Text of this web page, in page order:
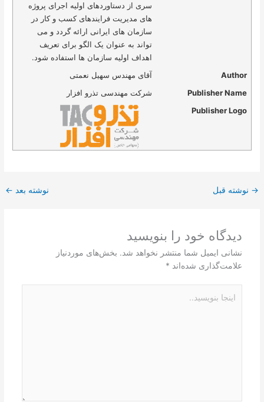
سری از دستاوردهای اولیه اجرای پروژه
های مدیریت فرایندهای کسب و کار در
سازمان های ایرانی ارائه گردد و می
تواند به عنوان یک الگو برای تعریف
اهداف اولیه سازمان ها استفاده شود.
Author
آقای مهندس سهیل نعمتی
Publisher Name
شرکت مهندسی تذرو افزار
Publisher Logo
→ نوشته قبل نوشته بعد ←
دیدگاه‌ خود را بنویسید
نشانی ایمیل شما منتشر نخواهد شد. بخش‌های موردنیاز
علامت‌گذاری شده‌اند *
بنویسید..